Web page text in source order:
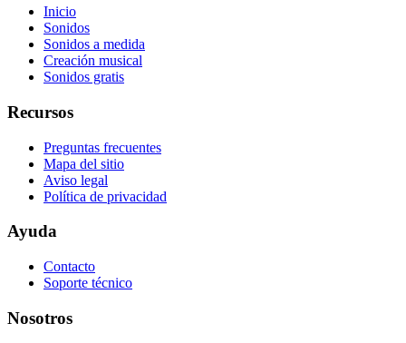
Inicio
Sonidos
Sonidos a medida
Creación musical
Sonidos gratis
Recursos
Preguntas frecuentes
Mapa del sitio
Aviso legal
Política de privacidad
Ayuda
Contacto
Soporte técnico
Nosotros